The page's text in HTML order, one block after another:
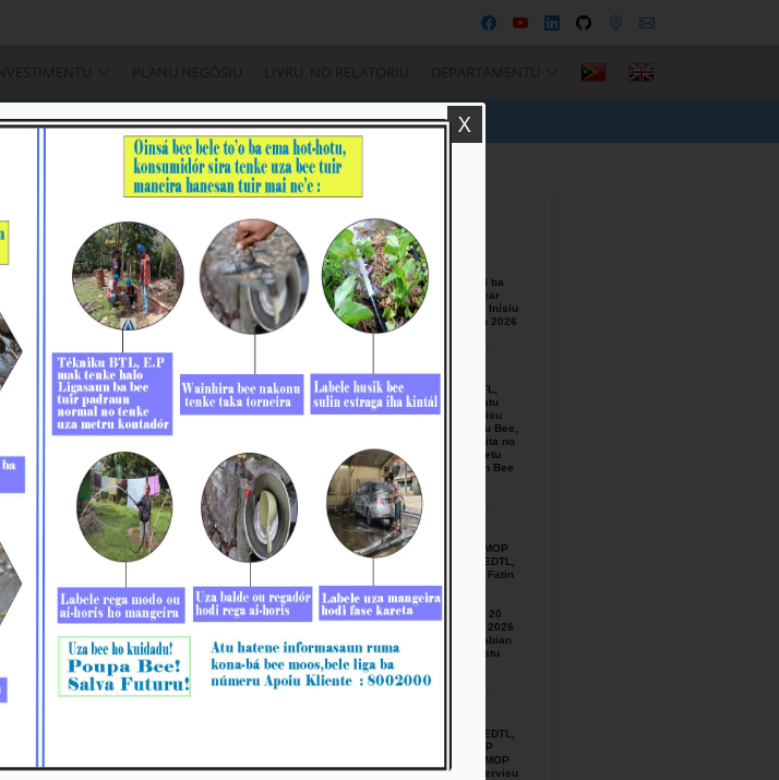
INVESTIMENTU PLANU NEGÓSIU LIVRU NO RELATÓRIU DEPARTAMENTU
Recent Posts
BTL, E.P
Responsável ba
Seremónia Içar
Bandeira iha Inísiu
Fulan Agostu 2026
2026
Ezekutivu BTL,
E.P Orienta atu
Mellora Servisu
Fornesimentu Bee,
Hasa’e Reseita no
Finaliza Projetu
Kanalizasaun Bee
iha PA sira
August-05-
2026
BTL, E.P ho MOP
hamutuk ho EDTL,
E.P,Observa Fatin
preparasaun
beemos ba
Selebrasaun 20
Agostu tinan 2026
iha foho Matabian
Hun area Postu
August-03-
BTL, E.P ho EDTL,
E.P no IGE I.P
enkontru ho MOP
hodi relata servisu
X